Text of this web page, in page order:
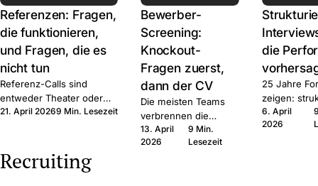
Referenzen: Fragen,
die funktionieren,
und Fragen, die es
nicht tun
Referenz-Calls sind
entweder Theater oder
Signal. Hier ist das Frage-
und wann Sie den Call
ganz auslassen.
21. April 20269 Min. Lesezeit
Bewerber-
Screening:
Knockout-
Fragen zuerst,
dann der CV
Die meisten Teams
verbrennen die
falsche
Aufmerksamkeit auf
13. April
2026
9 Min.
Lesezeit
die
25 Jahre
zeigen:
schlägt
deutlich.
6. April
2026
Recruiting